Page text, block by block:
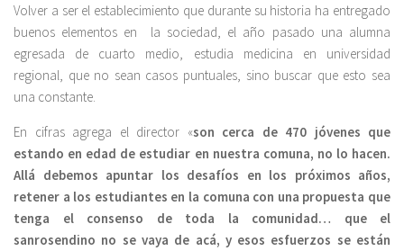
Volver a ser el establecimiento que durante su historia ha entregado
buenos elementos en la sociedad, el año pasado una alumna
egresada de cuarto medio, estudia medicina en universidad
regional, que no sean casos puntuales, sino buscar que esto sea
una constante.
En cifras agrega el director «son cerca de 470 jóvenes que
estando en edad de estudiar en nuestra comuna, no lo hacen.
Allá debemos apuntar los desafíos en los próximos años,
retener a los estudiantes en la comuna con una propuesta que
tenga el consenso de toda la comunidad… que el
sanrosendino no se vaya de acá, y esos esfuerzos se están